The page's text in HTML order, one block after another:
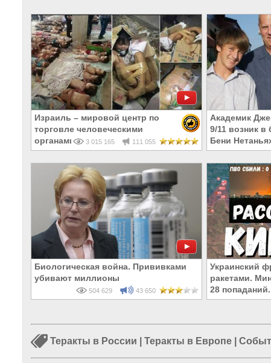
Израиль – мировой центр по
торговле человеческими
органами
3 015 165 111 055
Академик
9/11 возник
Бени
Биологическая война. Прививками
убивают миллионы
504 629 43 650
Украинский
ракетами.
28
Теракты в России Теракты в Европе